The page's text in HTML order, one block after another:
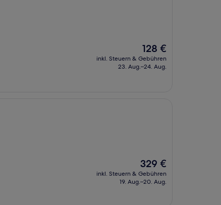
Der
Preis
beträgt
128 €
inkl. Steuern & Gebühren
23. Aug.–24. Aug.
Der
Preis
beträgt
329 €
inkl. Steuern & Gebühren
19. Aug.–20. Aug.